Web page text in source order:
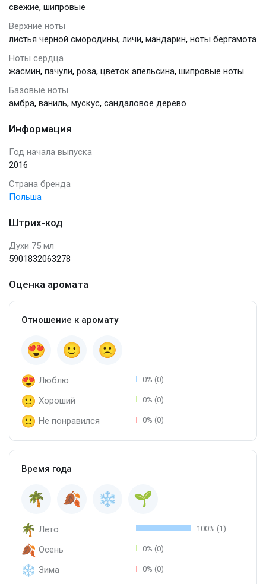
свежие, шипровые
Верхние ноты
листья черной смородины, личи, мандарин, ноты бергамота
Ноты сердца
жасмин, пачули, роза, цветок апельсина, шипровые ноты
Базовые ноты
амбра, ваниль, мускус, сандаловое дерево
Информация
Год начала выпуска
2016
Страна бренда
Польша
Штрих-код
Духи 75 мл
5901832063278
Оценка аромата
Отношение к аромату
Люблю 0% (0)
Хороший 0% (0)
Не понравился 0% (0)
Время года
Лето 100% (1)
Осень 0% (0)
Зима 0% (0)